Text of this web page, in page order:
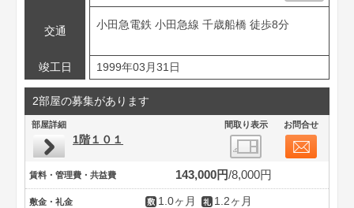
交通
小田急電鉄 小田急線 千歳船橋 徒歩8分
竣工日 1999年03月31日
2部屋の募集があります
部屋詳細 間取り表示 お問合せ
1階１０１
賃料・管理費・共益費 143,000円 8,000円
敷金・礼金 1.0ヶ月 1.2ヶ月